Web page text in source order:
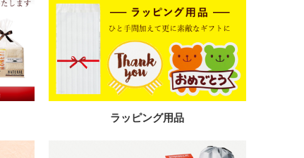
ラッピング用品